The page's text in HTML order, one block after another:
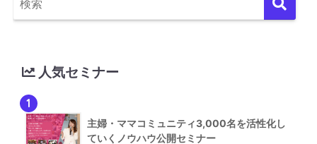
人気セミナー
1
主婦・ママコミュニティ3,000名を活性化し
ていくノウハウ公開セミナー